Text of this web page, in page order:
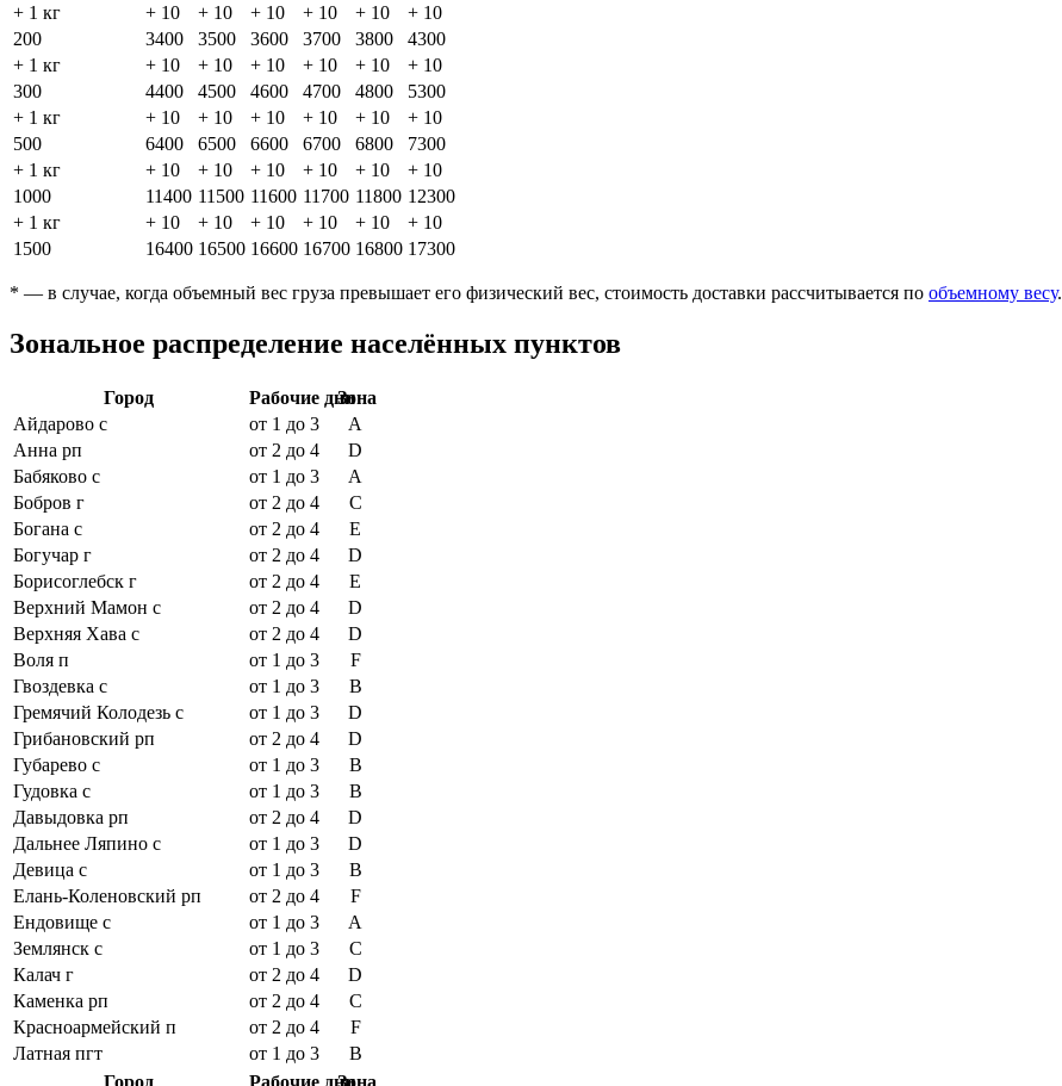
+ 1 кг
+ 10 + 10 + 10 + 10 + 10
+ 10
200
3400 3500 3600 3700 3800
4300
+ 1 кг
+ 10 + 10 + 10 + 10 + 10
+ 10
300
4400 4500 4600 4700 4800
5300
+ 1 кг
+ 10 + 10 + 10 + 10 + 10
+ 10
500
6400 6500 6600 6700 6800
7300
+ 1 кг
+ 10 + 10 + 10 + 10 + 10
+ 10
1000
11400 11500 11600 11700 11800 12300
+ 1 кг
+ 10 + 10 + 10 + 10 + 10
+ 10
1500
16400 16500 16600 16700 16800 17300
* — в случае, когда объемный вес груза превышает его физический вес, стоимость доставки рассчитывается по объемному весу.
Зональное распределение населённых пунктов
Город Рабочие дниЗона
Айдарово с
от 1 до 3
A
Анна рп
от 2 до 4
D
Бабяково с
от 1 до 3
A
Бобров г
от 2 до 4
C
Богана с
от 2 до 4
E
Богучар г
от 2 до 4
D
Борисоглебск г
от 2 до 4
E
Верхний Мамон с
от 2 до 4
D
Верхняя Хава с
от 2 до 4
D
Воля п
от 1 до 3
F
Гвоздевка с
от 1 до 3
B
Гремячий Колодезь с
от 1 до 3
D
Грибановский рп
от 2 до 4
D
Губарево с
от 1 до 3
B
Гудовка с
от 1 до 3
B
Давыдовка рп
от 2 до 4
D
Дальнее Ляпино с
от 1 до 3
D
Девица с
от 1 до 3
B
Елань-Коленовский рп
от 2 до 4
F
Ендовище с
от 1 до 3
A
Землянск с
от 1 до 3
C
Калач г
от 2 до 4
D
Каменка рп
от 2 до 4
C
Красноармейский п
от 2 до 4
F
Латная пгт
от 1 до 3
B
Город
Рабочие дниЗона